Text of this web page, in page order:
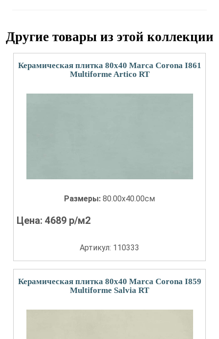
Другие товары из этой коллекции
Керамическая плитка 80x40 Marca Corona I861
Multiforme Artico RT
Размеры: 80.00x40.00см
Цена:4689 р/м2
Артикул: 110333
Керамическая плитка 80x40 Marca Corona I859
Multiforme Salvia RT